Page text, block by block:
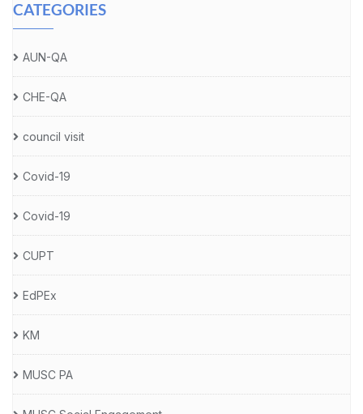
CATEGORIES
AUN-QA
CHE-QA
council visit
Covid-19
Covid-19
CUPT
EdPEx
KM
MUSC PA